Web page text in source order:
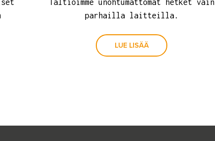
Taltioimme unohtumattomat hetket vain
parhailla laitteilla.
LUE LISÄÄ